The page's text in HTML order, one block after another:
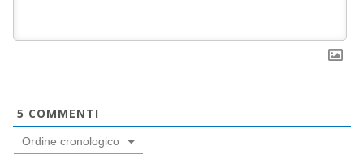
5 COMMENTI
Ordine cronologico